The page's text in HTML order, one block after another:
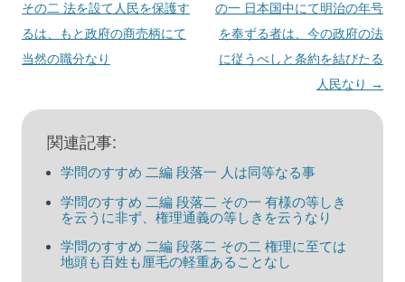
稿
ナ
ビ
ー
その二 法を設て人民を保護す
るは、もと政府の商売柄にて
当然の職分なり
の一 日本国中にて明治の年号
を奉ずる者は、今の政府の法
に従うべしと条約を結びたる
人民なり →
関連記事:
学問のすすめ 二編 段落一 人は同等なる事
学問のすすめ 二編 段落二 その一 有様の等しき
を云うに非ず、権理通義の等しきを云うなり
学問のすすめ 二編 段落二 その二 権理に至ては
地頭も百姓も厘毛の軽重あることなし